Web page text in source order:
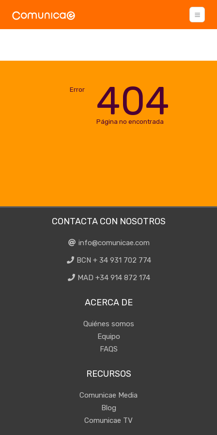
Error 404
Página no encontrada
CONTACTA CON NOSOTROS
info@comunicae.com
BCN + 34 931 702 774
MAD +34 914 872 174
ACERCA DE
Quiénes somos
Equipo
FAQS
RECURSOS
Comunicae Media
Blog
Comunicae TV